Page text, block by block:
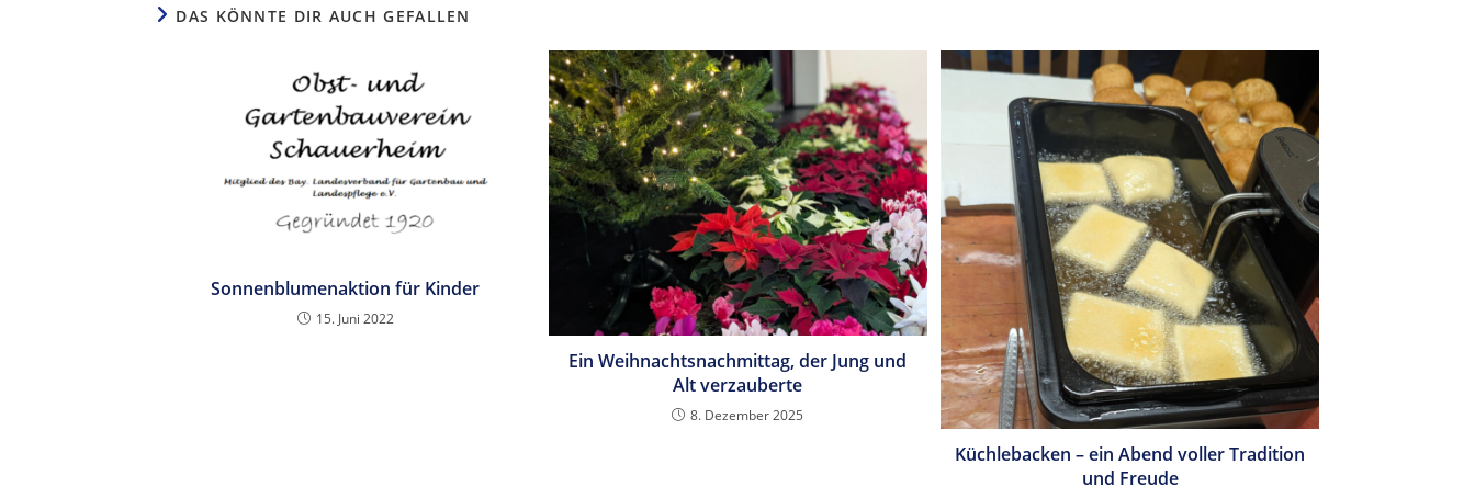
DAS KÖNNTE DIR AUCH GEFALLEN
Sonnenblumenaktion für Kinder
15. Juni 2022
Ein Weihnachtsnachmittag, der Jung und
Alt verzauberte
8. Dezember 2025
Küchlebacken – ein Abend voller Tradition
und Freude